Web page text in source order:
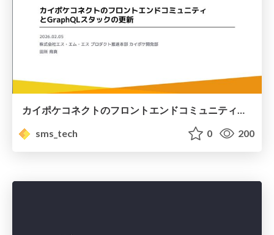
カイポケコネクトのフロントエンドコミュニティとGraphQLスタックの更新/advancing-the-graphql-stack-update-in-the-frontend-community
sms_tech
0 200